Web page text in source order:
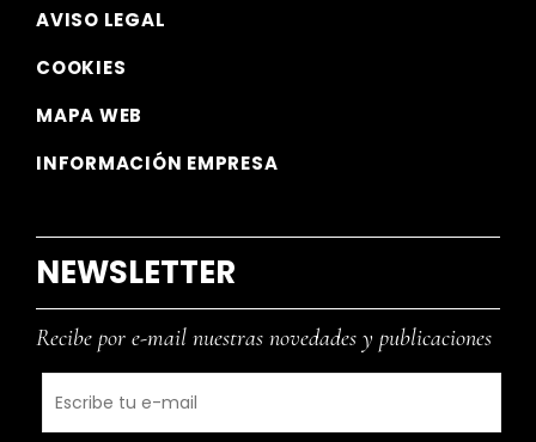
AVISO LEGAL
COOKIES
MAPA WEB
INFORMACIÓN EMPRESA
NEWSLETTER
Recibe por e-mail nuestras novedades y publicaciones